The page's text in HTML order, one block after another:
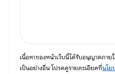
เนื้อหาของหน้าเว็บนี้ได้รับอนุญาตภาย
เป็นอย่างอื่น โปรดดูรายละเอียดที่นโย